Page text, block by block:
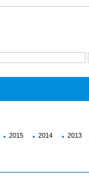
2015 2014 2013